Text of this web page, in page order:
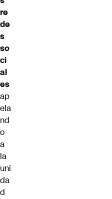
re
de
s
so
ci
al
es
ap
ela
nd
o
a
la
uni
da
d